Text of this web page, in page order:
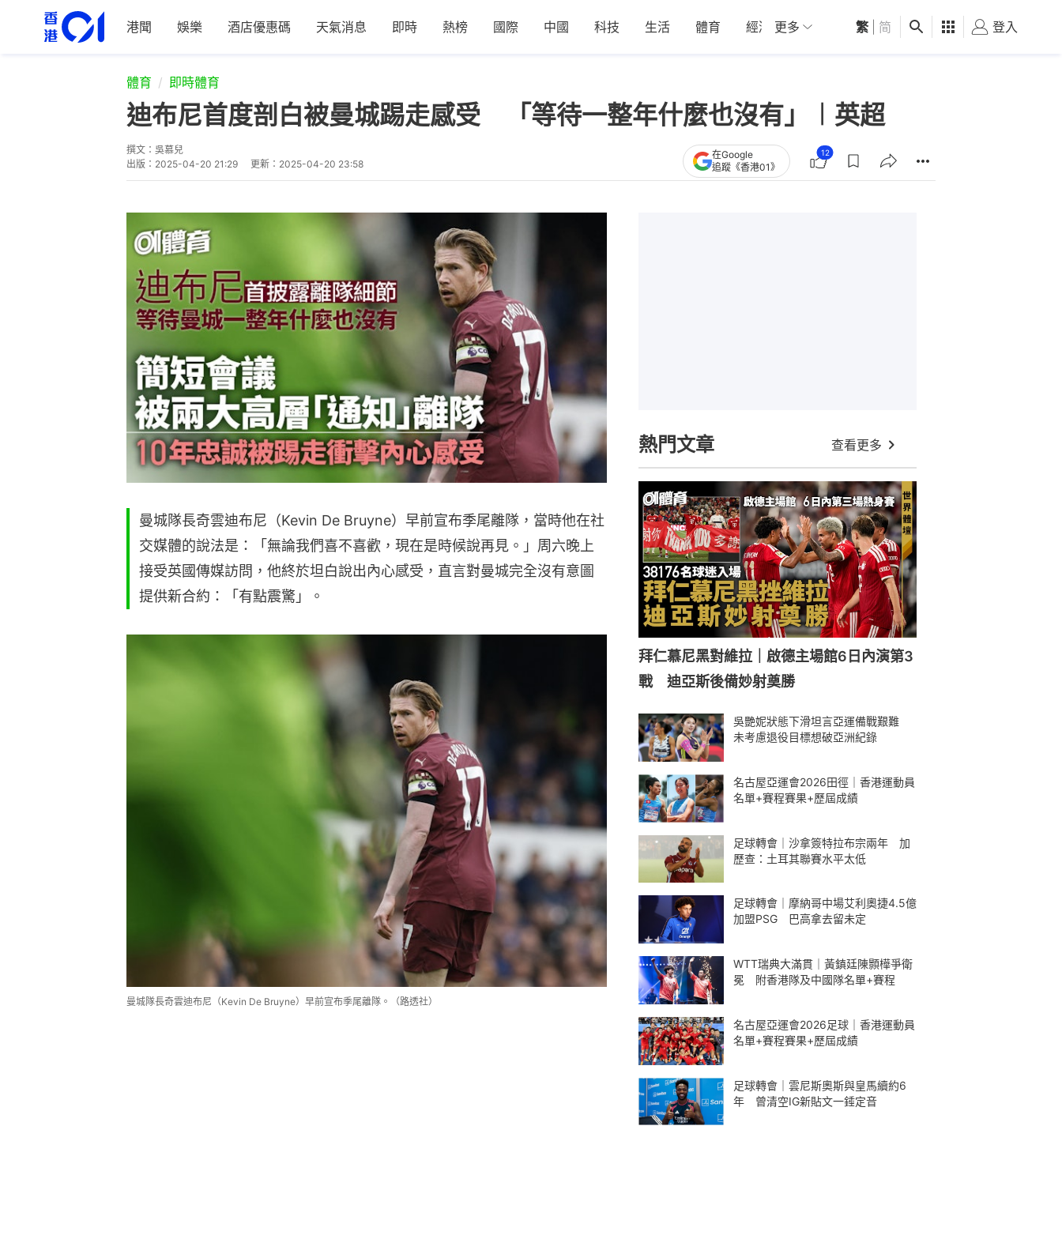
港聞 娛樂 酒店優惠碼 天氣消息 即時 熱榜 國際 中國 科技 生活 體育 經濟 01深圳 觀點 健康 好食玩飛
更多 繁 简 登入
體育 即時體育
迪布尼首度剖白被曼城踢走感受 「等待一整年什麼也沒有」︱英超
撰文： 吳慕兒
出版： 2025-04-20 21:29 更新： 2025-04-20 23:58
在Google
追蹤《香港01》
12
曼城隊長奇雲迪布尼（Kevin De Bruyne）早前宣布季尾離隊，當時他在社
交媒體的說法是：「無論我們喜不喜歡，現在是時候說再見。」周六晚上
接受英國傳媒訪問，他終於坦白說出內心感受，直言對曼城完全沒有意圖
提供新合約：「有點震驚」。
曼城隊長奇雲迪布尼（Kevin De Bruyne）早前宣布季尾離隊。（路透社）
熱門文章 查看更多
拜仁慕尼黑對維拉｜啟德主場館6日內演第3
戰 迪亞斯後備妙射奠勝
吳艷妮狀態下滑坦言亞運備戰艱難
未考慮退役目標想破亞洲紀錄
名古屋亞運會2026田徑｜香港運動員
名單+賽程賽果+歷屆成績
足球轉會｜沙拿簽特拉布宗兩年 加
歷查：土耳其聯賽水平太低
足球轉會｜摩納哥中場艾利奧捷4.5億
加盟PSG 巴高拿去留未定
WTT瑞典大滿貫｜黃鎮廷陳顥樺爭衛
冕 附香港隊及中國隊名單+賽程
名古屋亞運會2026足球｜香港運動員
名單+賽程賽果+歷屆成績
足球轉會｜雲尼斯奧斯與皇馬續約6
年 曾清空IG新貼文一錘定音